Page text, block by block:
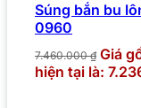
Súng bắn bu
0960
7.460.000₫ Giá
hiện tại là: